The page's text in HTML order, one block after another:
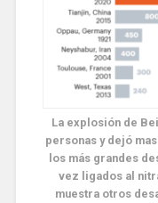
La explosión de
personas y dejó
los más grandes
vez ligados al
muestra otros